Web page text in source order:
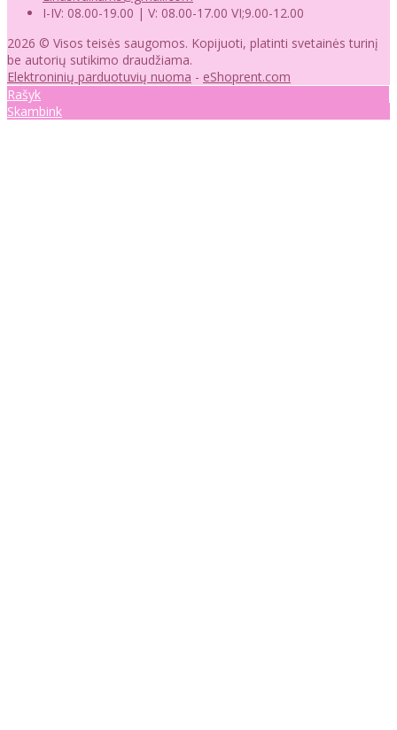
I-IV: 08.00-19.00 | V: 08.00-17.00 VI;9.00-12.00
2026 © Visos teisės saugomos. Kopijuoti, platinti svetainės turinį
be autorių sutikimo draudžiama.
Elektroninių parduotuvių nuoma - eShoprent.com
Rašyk
Skambink